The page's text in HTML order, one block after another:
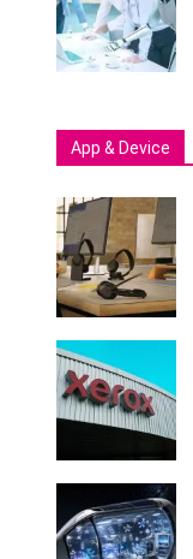
App & Device